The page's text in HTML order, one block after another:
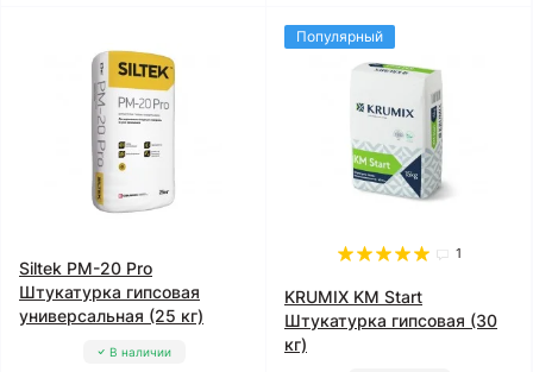
Siltek PM-20 Pro
Штукатурка гипсовая
универсальная (25 кг)
В наличии
Популярный
1
KRUMIX KM Start
Штукатурка гипсовая (30
кг)